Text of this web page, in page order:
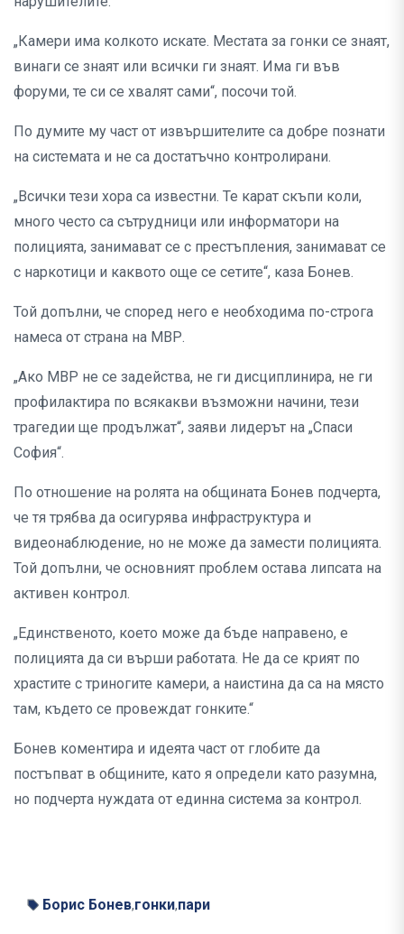
„Камери има колкото искате. Местата за гонки се знаят,
винаги се знаят или всички ги знаят. Има ги във
форуми, те си се хвалят сами“, посочи той.
По думите му част от извършителите са добре познати
на системата и не са достатъчно контролирани.
„Всички тези хора са известни. Те карат скъпи коли,
много често са сътрудници или информатори на
полицията, занимават се с престъпления, занимават се
с наркотици и каквото още се сетите“, каза Бонев.
Той допълни, че според него е необходима по-строга
намеса от страна на МВР.
„Ако МВР не се задейства, не ги дисциплинира, не ги
профилактира по всякакви възможни начини, тези
трагедии ще продължат“, заяви лидерът на „Спаси
София“.
По отношение на ролята на общината Бонев подчерта,
че тя трябва да осигурява инфраструктура и
видеонаблюдение, но не може да замести полицията.
Той допълни, че основният проблем остава липсата на
активен контрол.
„Единственото, което може да бъде направено, е
полицията да си върши работата. Не да се крият по
храстите с триногите камери, а наистина да са на място
там, където се провеждат гонките.“
Бонев коментира и идеята част от глобите да
постъпват в общините, като я определи като разумна,
но подчерта нуждата от единна система за контрол.
Борис Бонев,гонки,пари